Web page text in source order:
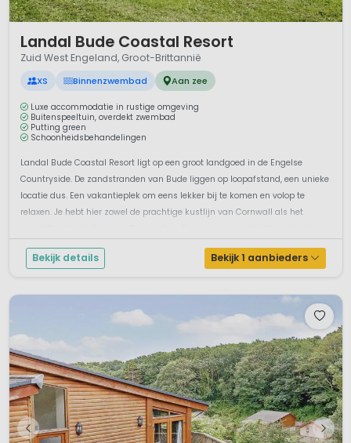
Landal Bude Coastal Resort
Zuid West Engeland, Groot-Brittannië
XS Binnenzwembad Aan zee
Luxe accommodatie in rustige omgeving
Buitenspeeltuin, overdekt zwembad
Putting green
Schoonheidsbehandelingen
Landal Bude Coastal Resort ligt op een groot landgoed in de Engelse
Countryside. De zandstranden van Bude liggen op loopafstand, een unieke
locatie dus. Een vakantieplek om eens lekker bij te komen en volop te
relaxen. Je hebt hier zowel de prachtige kustlijn van Cornwall als het
Bekijk details Bekijk 1 aanbieders